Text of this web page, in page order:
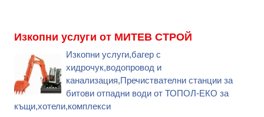
Изкопни услуги от МИТЕВ СТРОЙ
Изкопни услуги,багер с
хидрочук,водопровод и
канализация,Пречиствателни станции за
битови отпадни води от ТОПОЛ-ЕКО за
къщи,хотели,комплекси